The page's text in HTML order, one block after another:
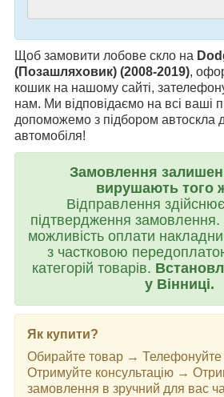
Щоб замовити лобове скло на
(Позашляховик) (2008-2019),
кошик на нашому сайті,
нам. Ми відповідаємо на всі ваші
допоможемо з підбором автоскла
автомобіля!
Замовлення
вирушають того
Відправлення
підтвердження
можливість оплати
з частковою
категорій товарів.
у Вінниці.
Як купити?
Обирайте товар →
Отримуйте консультацію →
замовлення в зручний для вас